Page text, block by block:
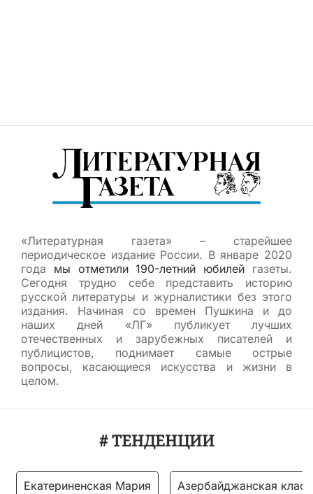
«Литературная газета» – старейшее
периодическое издание России. В январе 2020
года мы отметили 190-летний юбилей газеты.
Сегодня трудно себе представить историю
русской литературы и журналистики без этого
издания. Начиная со времен Пушкина и до
наших дней «ЛГ» публикует лучших
отечественных и зарубежных писателей и
публицистов, поднимает самые острые
вопросы, касающиеся искусства и жизни в
целом.
# ТЕНДЕНЦИИ
Екатериненская Мария Азербайджанская